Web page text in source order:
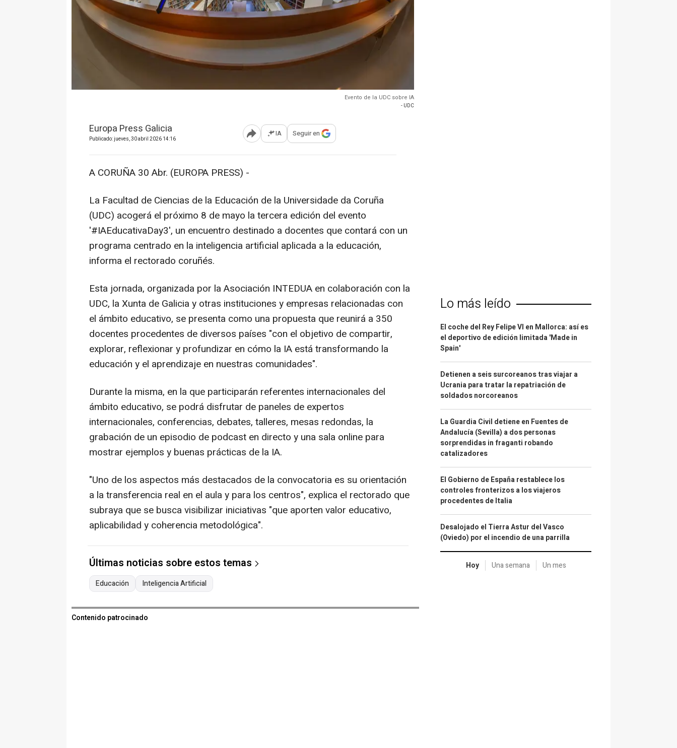
Evento de la UDC sobre IA
- UDC
Europa Press Galicia
Publicado: jueves, 30 abril 2026 14:16 Abrir opciones para compartir
IA Seguir en
A CORUÑA 30 Abr. (EUROPA PRESS) -
La Facultad de Ciencias de la Educación de la Universidade da Coruña
(UDC) acogerá el próximo 8 de mayo la tercera edición del evento
'#IAEducativaDay3', un encuentro destinado a docentes que contará con un
programa centrado en la inteligencia artificial aplicada a la educación,
informa el rectorado coruñés.
Esta jornada, organizada por la Asociación INTEDUA en colaboración con la
UDC, la Xunta de Galicia y otras instituciones y empresas relacionadas con
el ámbito educativo, se presenta como una propuesta que reunirá a 350
docentes procedentes de diversos países "con el objetivo de compartir,
explorar, reflexionar y profundizar en cómo la IA está transformando la
educación y el aprendizaje en nuestras comunidades".
Durante la misma, en la que participarán referentes internacionales del
ámbito educativo, se podrá disfrutar de paneles de expertos
internacionales, conferencias, debates, talleres, mesas redondas, la
grabación de un episodio de podcast en directo y una sala online para
mostrar ejemplos y buenas prácticas de la IA.
"Uno de los aspectos más destacados de la convocatoria es su orientación
a la transferencia real en el aula y para los centros", explica el rectorado que
subraya que se busca visibilizar iniciativas "que aporten valor educativo,
aplicabilidad y coherencia metodológica".
Últimas noticias sobre estos temas
Educación Inteligencia Artificial
Contenido patrocinado
Lo más leído
El coche del Rey Felipe VI en Mallorca: así es
el deportivo de edición limitada 'Made in
Spain'
Detienen a seis surcoreanos tras viajar a
Ucrania para tratar la repatriación de
soldados norcoreanos
La Guardia Civil detiene en Fuentes de
Andalucía (Sevilla) a dos personas
sorprendidas in fraganti robando
catalizadores
El Gobierno de España restablece los
controles fronterizos a los viajeros
procedentes de Italia
Desalojado el Tierra Astur del Vasco
(Oviedo) por el incendio de una parrilla
Hoy Una semana Un mes